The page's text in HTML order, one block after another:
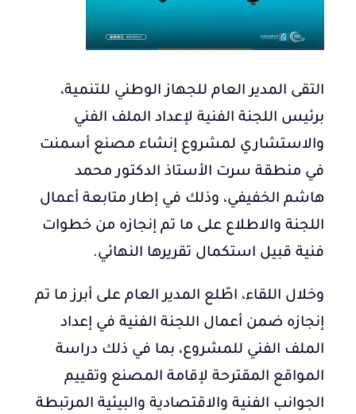
التقى المدير العام للجهاز الوطني للتنمية،
برئيس اللجنة الفنية لإعداد الملف الفني
والاستشاري لمشروع إنشاء مصنع أسمنت
في منطقة سرت الأستاذ الدكتور محمد
هاشم الخفيفي، وذلك في إطار متابعة أعمال
اللجنة والاطلاع على ما تم إنجازه من خطوات
فنية قبيل استكمال تقريرها النهائي.
وخلال اللقاء، اطّلع المدير العام على أبرز ما تم
إنجازه ضمن أعمال اللجنة الفنية في إعداد
الملف الفني للمشروع، بما في ذلك دراسة
المواقع المقترحة لإقامة المصنع وتقييم
الجوانب الفنية والاقتصادية والبيئية المرتبطة